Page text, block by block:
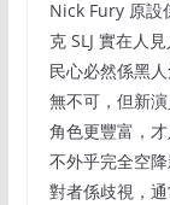
Nick Fury 原設
克 SLJ 實在人
民心必然係黑
無不可，但新
角色更豐富，
不外乎完全空
對者係歧視，